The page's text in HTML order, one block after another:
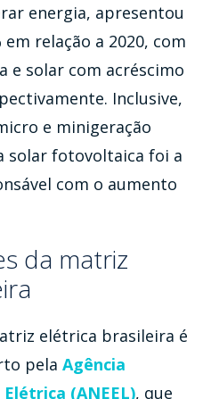
energia, apresentou
relação a 2020, com
e solar com acréscimo
Inclusive,
e minigeração
solar fotovoltaica foi a
com o aumento
da matriz
elétrica brasileira é
pelaAgência
(ANEEL), que